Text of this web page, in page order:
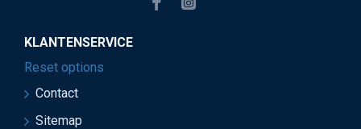
KLANTENSERVICE
Reset options
Contact
Sitemap